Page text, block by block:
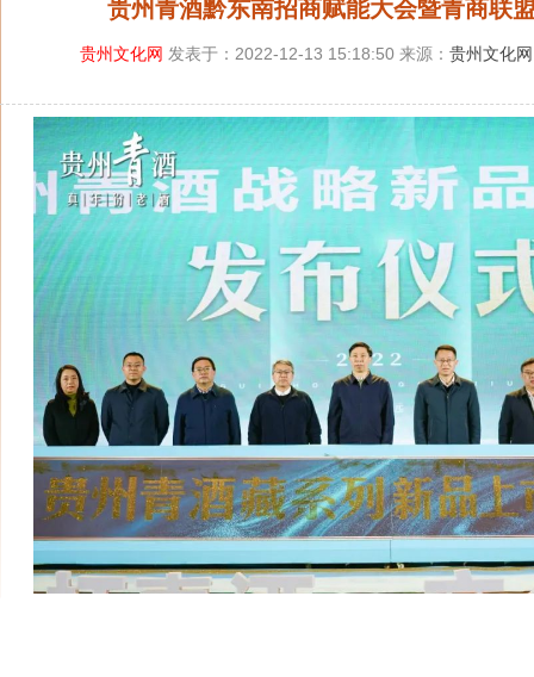
贵州青酒黔东南招商赋能大会暨青商联
贵州文化网 发表于：2022-12-13 15:18:50 来源： 贵州文化网